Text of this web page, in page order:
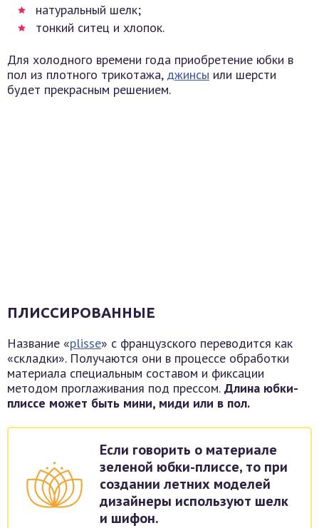
натуральный шелк;
тонкий ситец и хлопок.
Для холодного времени года приобретение юбки в
пол из плотного трикотажа, джинсы или шерсти
будет прекрасным решением.
ПЛИССИРОВАННЫЕ
Название «plisse» с французского переводится как
«складки». Получаются они в процессе обработки
материала специальным составом и фиксации
методом проглаживания под прессом. Длина юбки-
плиссе может быть мини, миди или в пол.
Если говорить о материале
зеленой юбки-плиссе, то при
создании летних моделей
дизайнеры используют шелк
и шифон.